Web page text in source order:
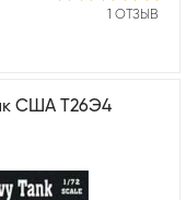
1 ОТЗЫВ
США Т26Э4